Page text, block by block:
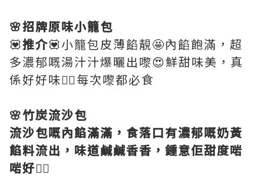
🌸招牌原味小籠包
💟推介💟小籠包皮薄餡靚🤩內餡飽滿，超
多濃郁嘅湯汁汁爆曬出嚟😍鮮甜味美，真
係好好味👍🏻每次嚟都必食
🌸竹炭流沙包
流沙包嘅內餡滿滿，食落口有濃郁嘅奶黃
餡料流出，味道鹹鹹香香，鍾意佢甜度啱
啱好👍🏻